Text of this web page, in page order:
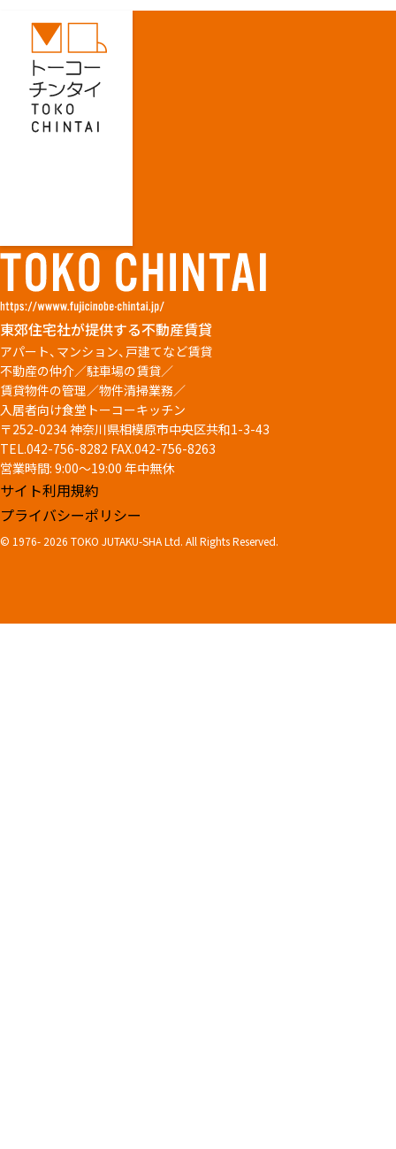
東郊住宅社が提供する不動産賃貸
アパート、マンション、戸建てなど賃貸
不動産の仲介／駐車場の賃貸／
賃貸物件の管理／物件清掃業務／
入居者向け食堂トーコーキッチン
〒252-0234 神奈川県相模原市中央区共和1-3-43
TEL.042-756-8282 FAX.042-756-8263
営業時間: 9:00～19:00 年中無休
サイト利用規約
プライバシーポリシー
© 1976-2026 TOKO JUTAKU-SHA Ltd. All Rights Reserved.